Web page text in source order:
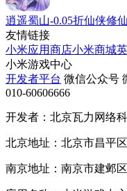
逍遥蜀山-0.05折仙侠修
友情链接
小米应用商店小米商城
小米游戏中心
开发者平台 微信公众号
010-60606666
开发者：北京瓦力网络
北京地址：北京市昌平
南京地址：南京市建邺